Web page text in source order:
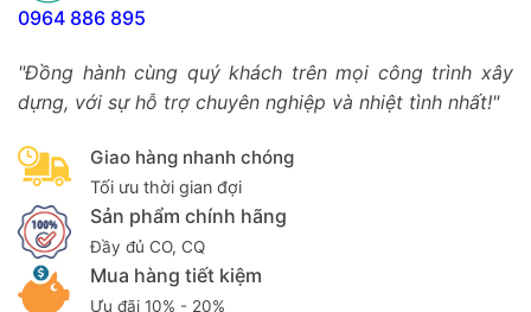
0964 886 895
"Đồng hành cùng quý khách trên mọi công trình xây
dựng, với sự hỗ trợ chuyên nghiệp và nhiệt tình nhất!"
Giao hàng nhanh chóng
Tối ưu thời gian đợi
Sản phẩm chính hãng
Đầy đủ CO, CQ
Mua hàng tiết kiệm
Ưu đãi 10% - 20%